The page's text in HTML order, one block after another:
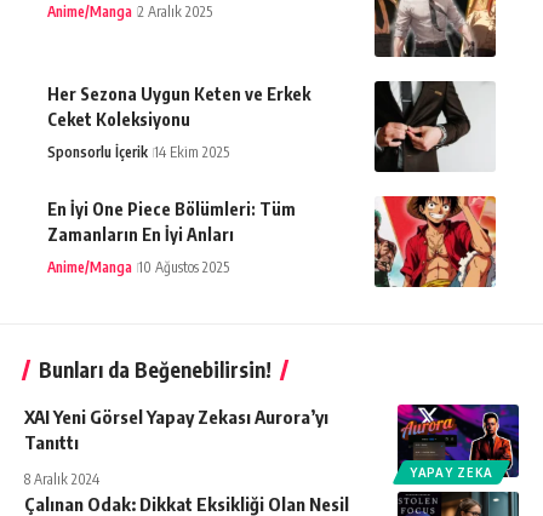
Anime/Manga 2 Aralık 2025
Her Sezona Uygun Keten ve Erkek
Ceket Koleksiyonu
Sponsorlu İçerik 14 Ekim 2025
En İyi One Piece Bölümleri: Tüm
Zamanların En İyi Anları
Anime/Manga 10 Ağustos 2025
Bunları da Beğenebilirsin!
YAPAY ZEKA
XAI Yeni Görsel Yapay Zekası Aurora’yı
Tanıttı
8 Aralık 2024
Çalınan Odak: Dikkat Eksikliği Olan Nesil